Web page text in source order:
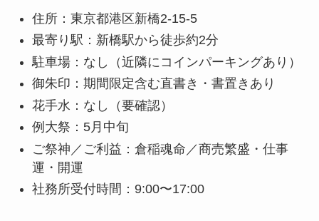
住所：東京都港区新橋2-15-5
最寄り駅：新橋駅から徒歩約2分
駐車場：なし（近隣にコインパーキングあり）
御朱印：期間限定含む直書き・書置きあり
花手水：なし（要確認）
例大祭：5月中旬
ご祭神／ご利益：倉稲魂命／商売繁盛・仕事
運・開運
社務所受付時間：9:00〜17:00